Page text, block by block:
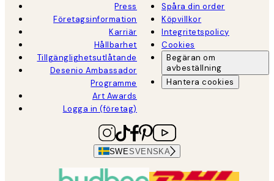
Press
Företagsinformation
Karriär
Hållbarhet
Tillgänglighetsutlåtande
Desenio Ambassador
Programme
Art Awards
Logga in (företag)
Spåra din order
Köpvillkor
Integritetspolicy
Cookies
Begäran om
avbeställning
Hantera cookies
SWESVENSKA